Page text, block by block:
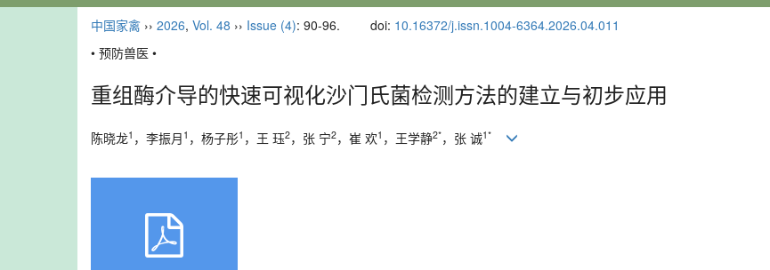
中国家禽 ›› 2026, Vol. 48 ›› Issue (4): 90-96. doi: 10.16372/j.issn.1004-6364.2026.04.011
• 预防兽医 •
重组酶介导的快速可视化沙门氏菌检测方法的建立与初步应用
陈晓龙1 ，李振月 1 ，杨子彤1 ，王 珏2，张 宁2，崔 欢1 ，王学静2*，张 诚1*